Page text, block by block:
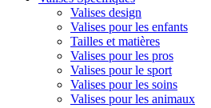
Valises design
Valises pour les enfants
Tailles et matières
Valises pour les pros
Valises pour le sport
Valises pour les soins
Valises pour les animaux